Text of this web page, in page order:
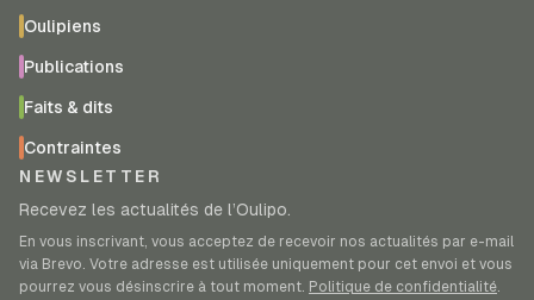
Oulipiens
Publications
Faits & dits
Contraintes
NEWSLETTER
Recevez les actualités de l’Oulipo.
En vous inscrivant, vous acceptez de recevoir nos actualités par e-mail
via Brevo. Votre adresse est utilisée uniquement pour cet envoi et vous
pourrez vous désinscrire à tout moment. Politique de confidentialité.